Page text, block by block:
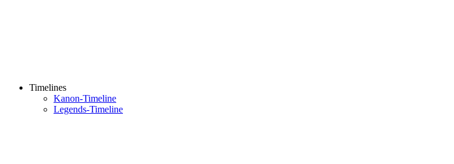
Timelines
Kanon-Timeline
Legends-Timeline